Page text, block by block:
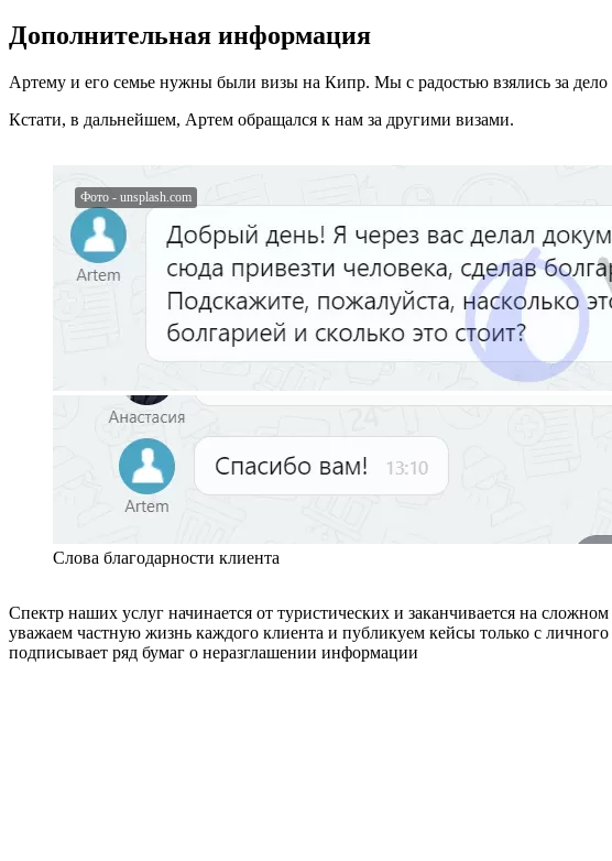
Дополнительная информация
Артему и его семье нужны были визы на Кипр. Мы с радостью взялись за
Кстати, в дальнейшем, Артем обращался к нам за другими визами.
Слова благодарности клиента
Спектр наших услуг начинается от туристических и заканчивается на
уважаем частную жизнь каждого клиента и публикуем кейсы только с
подписывает ряд бумаг о неразглашении информации